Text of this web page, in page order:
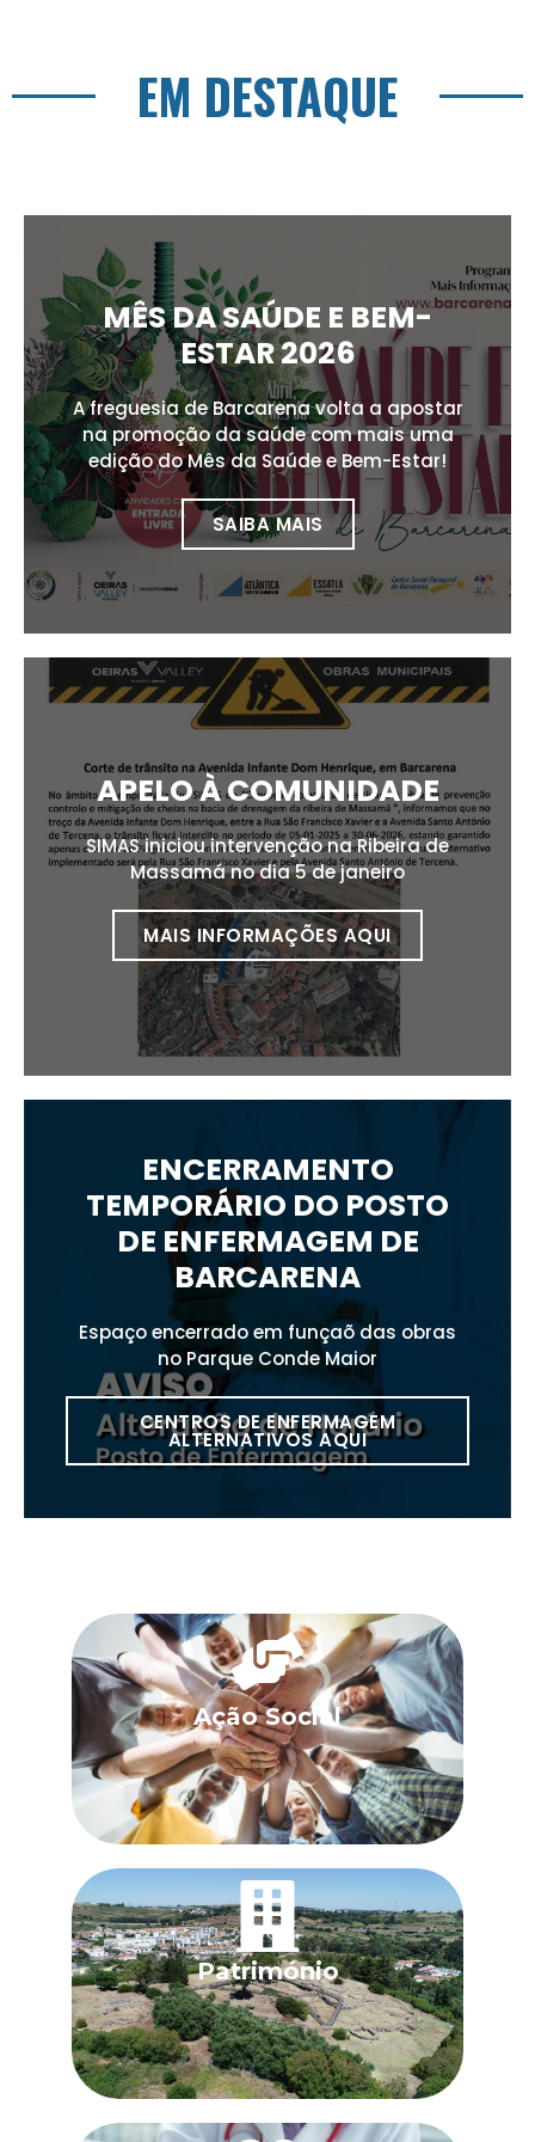
EM DESTAQUE
MÊS DA SAÚDE E BEM-
ESTAR 2026
A freguesia de Barcarena volta a apostar
na promoção da saúde com mais uma
edição do Mês da Saúde e Bem-Estar!
SAIBA MAIS
APELO À COMUNIDADE
SIMAS iniciou intervenção na Ribeira de
Massamá no dia 5 de janeiro
MAIS INFORMAÇÕES AQUI
ENCERRAMENTO
TEMPORÁRIO DO POSTO
DE ENFERMAGEM DE
BARCARENA
Espaço encerrado em funçaõ das obras
no Parque Conde Maior
CENTROS DE ENFERMAGEM
ALTERNATIVOS AQUI
Ação Social
Património